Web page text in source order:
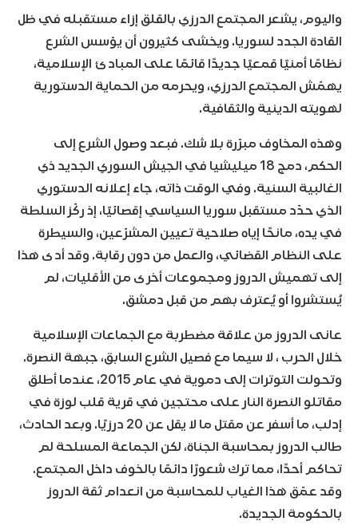
واليوم، يشعر المجتمع الدرزي بالقلق إزاء مستقبله في ظل
القادة الجدد لسوريا. ويخشى كثيرون أن يؤسس الشرع
نظامًا أمنيًا قمعيًا جديدًا قائمًا على المبادئ الإسلامية،
يهمّش المجتمع الدرزي، ويحرمه من الحماية الدستورية
لهويته الدينية والثقافية.
وهذه المخاوف مبرّرة بلا شك. فبعد وصول الشرع إلى
الحكم، دمج 18 ميليشيا في الجيش السوري الجديد ذي
الغالبية السنية. وفي الوقت ذاته، جاء إعلانه الدستوري
الذي حدّد مستقبل سوريا السياسي إقصائيًا، إذ ركّز السلطة
في يده، مانحًا إياه صلاحية تعيين المشرّعين، والسيطرة
على النظام القضائي، والعمل من دون رقابة. وقد أدى هذا
إلى تهميش الدروز ومجموعات أخرى من الأقليات، لم
يُستشروا أو يُعترف بهم من قبل دمشق.
عانى الدروز من علاقة مضطربة مع الجماعات الإسلامية
خلال الحرب ، لا سيما مع فصيل الشرع السابق، جبهة النصرة.
وتحولت التوترات إلى دموية في عام 2015، عندما أطلق
مقاتلو النصرة النار على محتجين في قرية قلب لوزة في
إدلب، ما أسفر عن مقتل ما لا يقل عن 20 درزيًا. وبعد الحادث،
طالب الدروز بمحاسبة الجناة، لكن الجماعة المسلحة لم
تحاكم أحدًا، مما ترك شعورًا دائمًا بالخوف داخل المجتمع.
وقد عمّق هذا الغياب للمحاسبة من انعدام ثقة الدروز
بالحكومة الجديدة.